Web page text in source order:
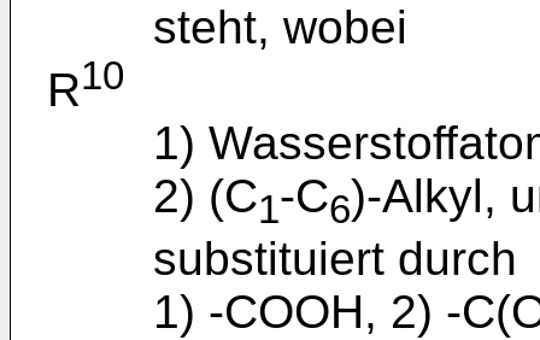
steht, wobei
R10
1)
2) (C1-C6)-Alkyl,
substituiert durch
1) -COOH, 2) -